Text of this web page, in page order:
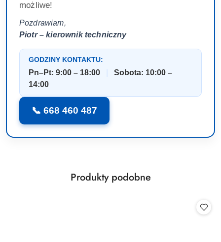
możliwe!
Pozdrawiam,
Piotr – kierownik techniczny
GODZINY KONTAKTU:
Pn–Pt: 9:00 – 18:00
Sobota: 10:00 –
14:00
📞 668 460 487
Pomiń karuzelę produktów
Produkty
Produkty podobne